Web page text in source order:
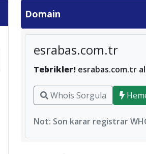
Domain
esrabas.com.tr
Tebrikler! esrabas.com.tr
Whois Sorgula
Not: Son karar registrar